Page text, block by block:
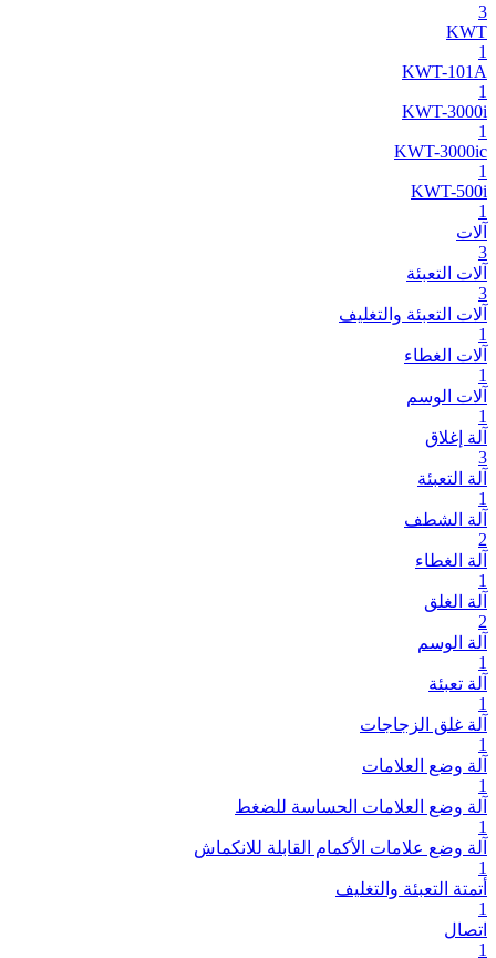
3
KWT
1
KWT-101A
1
KWT-3000i
1
KWT-3000ic
1
KWT-500i
1
آلات
3
آلات التعبئة
3
آلات التعبئة والتغليف
1
آلات الغطاء
1
آلات الوسم
1
آلة إغلاق
3
آلة التعبئة
1
آلة الشطف
2
آلة الغطاء
1
آلة الغلق
2
آلة الوسم
1
آلة تعبئة
1
آلة غلق الزجاجات
1
آلة وضع العلامات
1
آلة وضع العلامات الحساسة للضغط
1
آلة وضع علامات الأكمام القابلة للانكماش
1
أتمتة التعبئة والتغليف
1
اتصال
1